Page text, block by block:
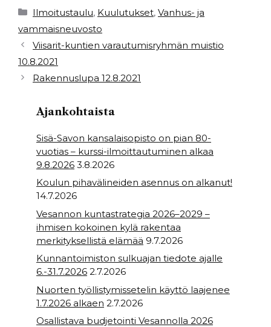
e
b
o
o
k
t
e
r
ts
p
p
e
Kategoriat
Ilmoitustaulu, Kuulutukset, Vanhus- ja
vammaisneuvosto
Viisarit-kuntien varautumisryhmän muistio
10.8.2021
Rakennuslupa 12.8.2021
Ajankohtaista
Sisä-Savon kansalaisopisto on pian 80-
vuotias – kurssi-ilmoittautuminen alkaa
9.8.2026 3.8.2026
Koulun pihavälineiden asennus on alkanut!
14.7.2026
Vesannon kuntastrategia 2026–2029 –
ihmisen kokoinen kylä rakentaa
merkityksellistä elämää 9.7.2026
Kunnantoimiston sulkuajan tiedote ajalle
6.-31.7.2026 2.7.2026
Nuorten työllistymissetelin käyttö laajenee
1.7.2026 alkaen 2.7.2026
Osallistava budjetointi Vesannolla 2026